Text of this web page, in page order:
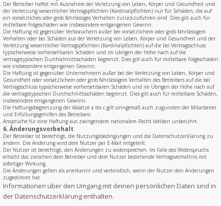
Der Betreiber haftet mit Ausnahme der Verletzung von Leben, Körper und Gesundheit und
der Verletzung wesentlicher Vertragspflichten (Kardinalpflichten) nur für Schäden, die auf
ein vorsätzliches oder grob fahrlässiges Verhalten zurückzuführen sind. Dies gilt auch für
mittelbare Folgeschäden wie insbesondere entgangenen Gewinn.
Die Haftung ist gegenüber Verbrauchern außer bei vorsätzlichem oder grob fahrlässigem
Verhalten oder bei Schäden aus der Verletzung von Leben, Körper und Gesundheit und der
Verletzung wesentlicher Vertragspflichten (Kardinalpflichten) auf die bei Vertragsschluss
typischerweise vorhersehbaren Schäden und im übrigen der Höhe nach auf die
vertragstypischen Durchschnittsschäden begrenzt. Dies gilt auch für mittelbare Folgeschäden
wie insbesondere entgangenen Gewinn.
Die Haftung ist gegenüber Unternehmern außer bei der Verletzung von Leben, Körper und
Gesundheit oder vorsätzlichem oder grob fahrlässigem Verhalten des Betreibers auf die bei
Vertragsschluss typischerweise vorhersehbaren Schäden und im Übrigen der Höhe nach auf
die vertragstypischen Durchschnittsschäden begrenzt. Dies gilt auch für mittelbare Schäden,
insbesondere entgangenen Gewinn.
Die Haftungsbegrenzung der Absätze a bis c gilt sinngemäß auch zugunsten der Mitarbeiter
und Erfüllungsgehilfen des Betreibers.
Ansprüche für eine Haftung aus zwingendem nationalem Recht bleiben unberührt.
6. Änderungsvorbehalt
Der Betreiber ist berechtigt, die Nutzungsbedingungen und die Datenschutzerklärung zu
ändern. Die Änderung wird dem Nutzer per E-Mail mitgeteilt.
Der Nutzer ist berechtigt, den Änderungen zu widersprechen. Im Falle des Widerspruchs
erlischt das zwischen dem Betreiber und dem Nutzer bestehende Vertragsverhältnis mit
sofortiger Wirkung.
Die Änderungen gelten als anerkannt und verbindlich, wenn der Nutzer den Änderungen
zugestimmt hat.
Informationen über den Umgang mit deinen persönlichen Daten sind in
der Datenschutzerklärung enthalten.